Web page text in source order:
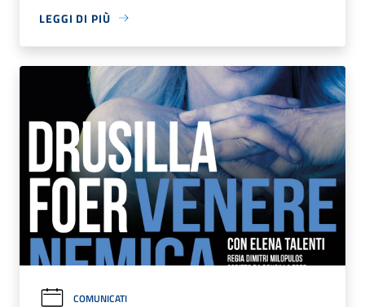
LEGGI DI PIÙ
COMUNICATI